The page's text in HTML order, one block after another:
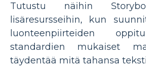
Tutustu näihin
lisäresursseihin, kun
luonteenpiirteiden
standardien mukaiset
täydentää mitä tahansa